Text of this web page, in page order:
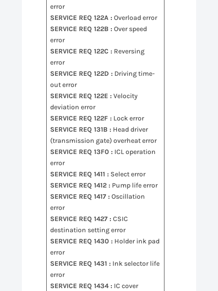
error
SERVICE REQ 122A : Overload error
SERVICE REQ 122B : Over speed
error
SERVICE REQ 122C : Reversing
error
SERVICE REQ 122D : Driving time-
out error
SERVICE REQ 122E : Velocity
deviation error
SERVICE REQ 122F : Lock error
SERVICE REQ 131B : Head driver
(transmission gate) overheat error
SERVICE REQ 13F0 : ICL operation
error
SERVICE REQ 1411 : Select error
SERVICE REQ 1412 : Pump life error
SERVICE REQ 1417 : Oscillation
error
SERVICE REQ 1427 : CSIC
destination setting error
SERVICE REQ 1430 : Holder ink pad
error
SERVICE REQ 1431 : Ink selector life
error
SERVICE REQ 1434 : IC cover